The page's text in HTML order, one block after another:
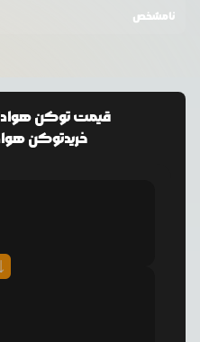
نامشخص
قیمتتوکن
خریدتوکن